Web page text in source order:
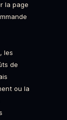
la page
les
de
ou la